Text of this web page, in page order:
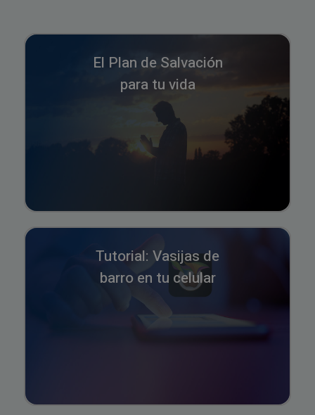
El Plan de Salvación
para tu vida
Tutorial: Vasijas de
barro en tu celular